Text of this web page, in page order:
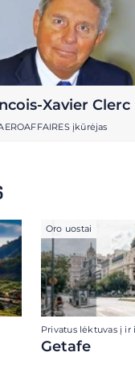
Xavier Clerc
įkūrėjas
Oro uostai
Privatus lėktuvas į ir
Getafe